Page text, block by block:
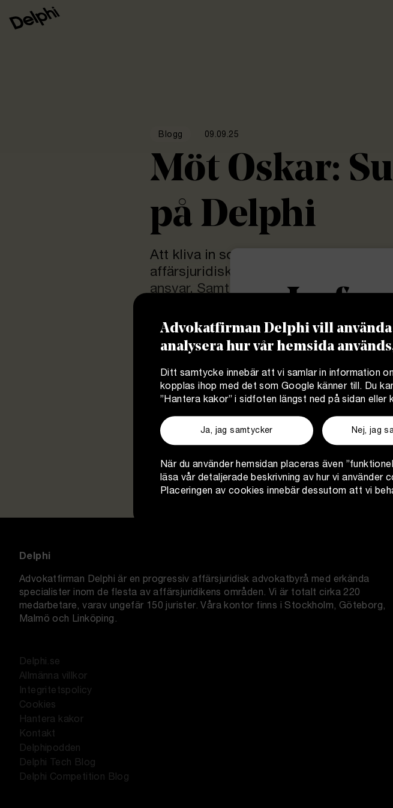
Blogg 09.09.25
Möt Oskar:
på Delphi
Att kliva in som Summer Trainee på
affärsjuridiska värld, med varierande
ansvar. Samtidigt bjuder programmet
här blogginlägget delar jag med mig
tjänsten och det dagliga arbetet, till
som format min bild av Delphi som
arbetsplats.
In for
För att ta del av
Bli medlem
Delphi
Advokatfirman Delphi är en progressiv affärsjuridisk advokatbyrå med erkända
specialister inom de flesta av affärsjuridikens områden. Vi är totalt cirka 220
medarbetare, varav ungefär 150 jurister. Våra kontor finns i Stockholm, Göteborg,
Malmö och Linköping.
Delphi.se
Allmänna villkor
Integritetspolicy
Cookies
Hantera kakor
Kontakt
Delphipodden
Delphi Tech Blog
Delphi Competition Blog
Advokatfirman Delphi vill
analysera hur vår hemsida
Ditt samtycke innebär att vi samlar in information
kopplas ihop med det som Google känner till. Du
”Hantera kakor” i sidfoten längst ned på sidan
Ja, jag samtycker Nej, jag
När du använder hemsidan placeras även
läsa vår detaljerade beskrivning av hur vi använder
Placeringen av cookies innebär dessutom att vi